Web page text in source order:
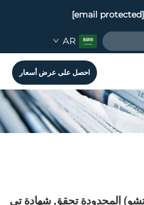
[email protected]
AR
احصل على عرض أسعار
المحدودة تحقق شهادة تي